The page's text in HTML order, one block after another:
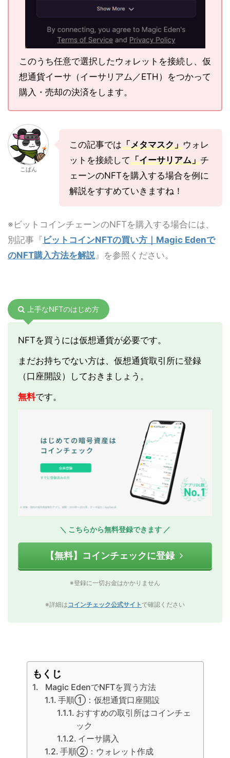
このうち任意で選択したウォレットを接続し、仮
想通貨イーサ（イーサリアム／ETH）をつかって
購入・売却の決済をします。
こばん
この記事では「メタマスク」ウォレ
ットを接続して「イーサリアム」チ
ェーンのNFTを購入する場合を例に
解説をすすめていきますね！
※ビットコインチェーンのNFTを購入する場合には、
別記事『 ビットコインNFTの買い方｜Magic Edenで
のNFT購入方法を解説』を参照ください。
上手なNFTのはじめ方
NFTを買うには仮想通貨が必要です。
まだお持ちでない方は、仮想通貨取引所に登録
（口座開設）しておきましょう。
無料です。
＼ こちらから無料登録できます ／
【無料】コインチェックに登録
※登録に一切お金はかかりません
※詳細は コインチェック公式サイト で確認ください
もくじ
Magic EdenでNFTを買う方法
手順①：仮想通貨口座開設
おすすめの取引所はコインチェ
ック
イーサ購入
手順②：ウォレット作成